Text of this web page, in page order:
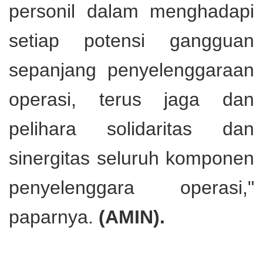
personil dalam menghadapi
setiap potensi gangguan
sepanjang penyelenggaraan
operasi, terus jaga dan
pelihara solidaritas dan
sinergitas seluruh komponen
penyelenggara operasi,"
paparnya. (AMIN).